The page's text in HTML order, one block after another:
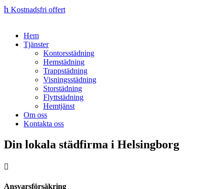
h Kostnadsfri offert
Hem
Tjänster
Kontorsstädning
Hemstädning
Trappstädning
Visningsstädning
Storstädning
Flyttstädning
Hemtjänst
Om oss
Kontakta oss
Din lokala städfirma i Helsingborg

Ansvarsförsäkring